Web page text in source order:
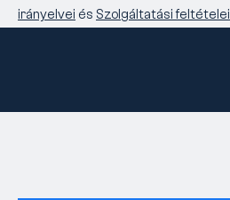
irányelvei és Szolgáltatási feltételei